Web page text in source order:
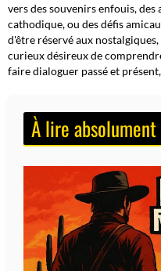
vers des souvenirs enfouis,
cathodique, ou des défis
d'être réservé aux
curieux désireux de
faire dialoguer passé et
À lire absolument